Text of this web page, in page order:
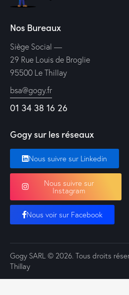
Nos Bureaux
Siège Social —
29 Rue Louis de Broglie
95500 Le Thillay
bsa@gogy.fr
01 34 38 16 26
Gogy sur les réseaux
Nous suivre sur Linkedin
Nous suivre sur
Instagram
Nous voir sur Facebook
Gogy SARL © 2026. Tous droits
Thillay